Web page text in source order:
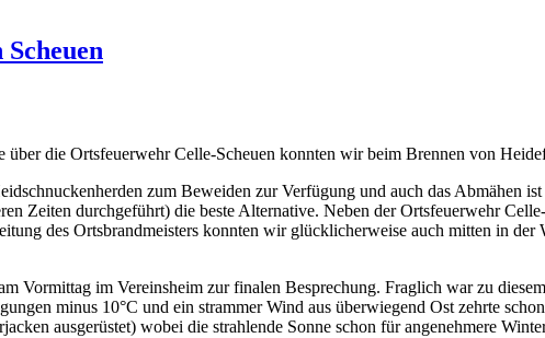
die Ortsfeuerwehr Celle-Scheuen konnten wir beim Brennen von
zum Beweiden zur Verfügung und auch das Abmähen
Zeiten durchgeführt) die beste Alternative. Neben der Ortsfeuerwehr
des Ortsbrandmeisters konnten wir glücklicherweise auch mitten in der
Vormittag im Vereinsheim zur finalen Besprechung. Fraglich war zu
minus 10°C und ein strammer Wind aus überwiegend Ost zehrte
ausgerüstet) wobei die strahlende Sonne schon für angenehmere